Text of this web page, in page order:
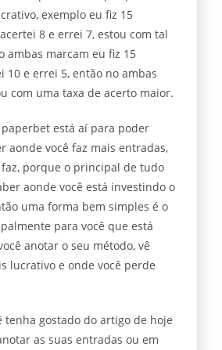
exemplo eu fiz 15
8 e errei 7, estou com tal
ambas marcam eu fiz 15
10 e errei 5, então no ambas
com uma taxa de acerto maior.
paperbet está aí para poder
aonde você faz mais entradas,
faz, porque o principal de tudo
aonde você está investindo o
uma forma bem simples é o
para você que está
anotar o seu método, vê
lucrativo e onde você perde
tenha gostado do artigo de hoje
as suas entradas ou em